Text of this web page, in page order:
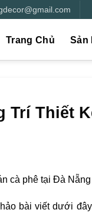
Trang Chủ Sản
Trí Thiết
cà phê tại Đà
bài viết dưới